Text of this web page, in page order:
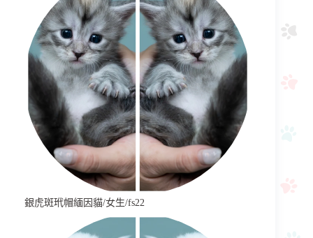
銀虎斑玳帽緬因貓/女生/fs22